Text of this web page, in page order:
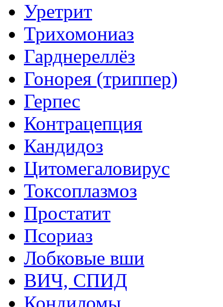
Уретрит
Трихомониаз
Гарднереллёз
Гонорея (триппер)
Герпес
Контрацепция
Кандидоз
Цитомегаловирус
Токсоплазмоз
Простатит
Псориаз
Лобковые вши
ВИЧ, СПИД